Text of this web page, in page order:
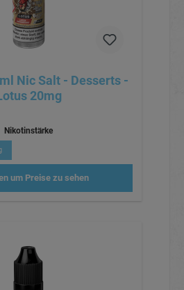
Nic Salt - Desserts -
20mg
Nikotinstärke
um Preise zu sehen